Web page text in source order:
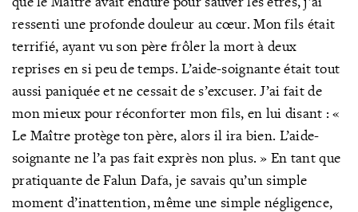
ressenti une profonde douleur au cœur. Mon fils était
terrifié, ayant vu son père frôler la mort à deux
reprises en si peu de temps. L’aide-soignante était tout
aussi paniquée et ne cessait de s’excuser. J’ai fait de
mon mieux pour réconforter mon fils, en lui disant : «
Le Maître protège ton père, alors il ira bien. L’aide-
soignante ne l’a pas fait exprès non plus. » En tant que
pratiquante de Falun Dafa, je savais qu’un simple
moment d’inattention, même une simple négligence,